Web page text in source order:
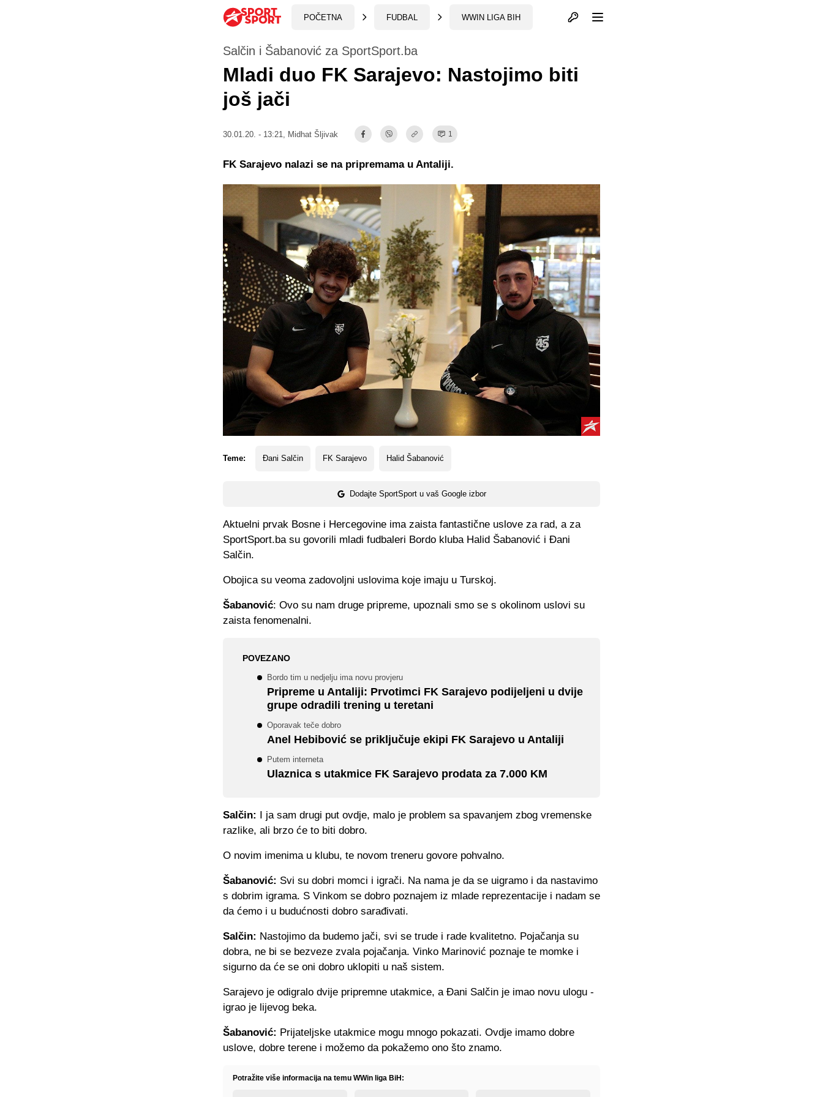
POČETNA FUDBAL WWIN LIGA BIH Otvori profil
Salčin i Šabanović za SportSport.ba
Mladi duo FK Sarajevo: Nastojimo biti
još jači
30.01.20. - 13:21, Midhat Šljivak 1
Teme: Đani Salčin FK Sarajevo Halid Šabanović
Dodajte SportSport u vaš Google izbor
FK Sarajevo nalazi se na pripremama u Antaliji.
Aktuelni prvak Bosne i Hercegovine ima zaista fantastične uslove za rad, a za
SportSport.ba su govorili mladi fudbaleri Bordo kluba Halid Šabanović i Đani
Salčin.
Obojica su veoma zadovoljni uslovima koje imaju u Turskoj.
Šabanović: Ovo su nam druge pripreme, upoznali smo se s okolinom uslovi su
zaista fenomenalni.
POVEZANO
Bordo tim u nedjelju ima novu provjeru
Pripreme u Antaliji: Prvotimci FK Sarajevo podijeljeni u dvije
grupe odradili trening u teretani
Oporavak teče dobro
Anel Hebibović se priključuje ekipi FK Sarajevo u Antaliji
Putem interneta
Ulaznica s utakmice FK Sarajevo prodata za 7.000 KM
Salčin: I ja sam drugi put ovdje, malo je problem sa spavanjem zbog vremenske
razlike, ali brzo će to biti dobro.
O novim imenima u klubu, te novom treneru govore pohvalno.
Šabanović: Svi su dobri momci i igrači. Na nama je da se uigramo i da nastavimo
s dobrim igrama. S Vinkom se dobro poznajem iz mlade reprezentacije i nadam se
da ćemo i u budućnosti dobro sarađivati.
Salčin: Nastojimo da budemo jači, svi se trude i rade kvalitetno. Pojačanja su
dobra, ne bi se bezveze zvala pojačanja. Vinko Marinović poznaje te momke i
sigurno da će se oni dobro uklopiti u naš sistem.
Sarajevo je odigralo dvije pripremne utakmice, a Đani Salčin je imao novu ulogu -
igrao je lijevog beka.
Šabanović: Prijateljske utakmice mogu mnogo pokazati. Ovdje imamo dobre
uslove, dobre terene i možemo da pokažemo ono što znamo.
Potražite više informacija na temu WWin liga BiH: